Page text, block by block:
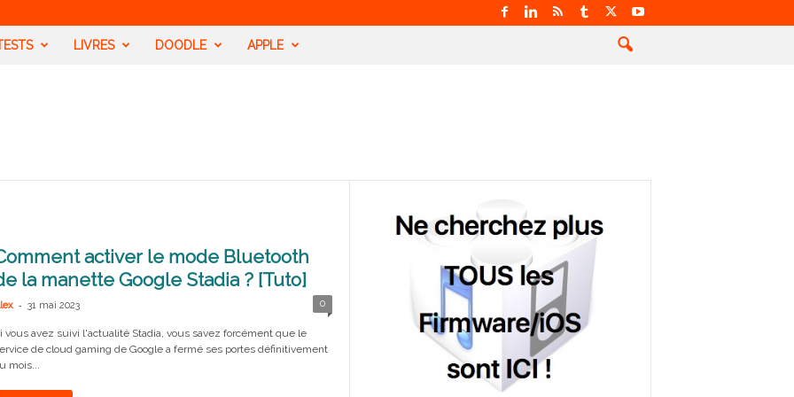
LIVRES DOODLE APPLE
activer le mode Bluetooth
la manette Google Stadia ? [Tuto]
- 31 mai 2023 0
vous avez suivi l'actualité Stadia, vous savez forcément que le
de cloud gaming de Google a fermé ses portes définitivement
mois...